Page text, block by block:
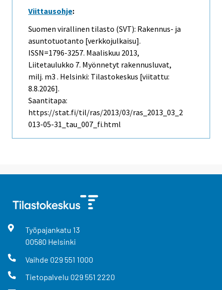
Viittausohje:
Suomen virallinen tilasto (SVT): Rakennus- ja
asuntotuotanto [verkkojulkaisu].
ISSN=1796-3257. Maaliskuu 2013,
Liitetaulukko 7. Myönnetyt rakennusluvat,
milj. m3 . Helsinki: Tilastokeskus [viitattu:
8.8.2026].
Saantitapa:
https://stat.fi/til/ras/2013/03/ras_2013_03_2
013-05-31_tau_007_fi.html
Työpajankatu 13
00580 Helsinki
Vaihde 029 551 1000
Tietopalvelu 029 551 2220